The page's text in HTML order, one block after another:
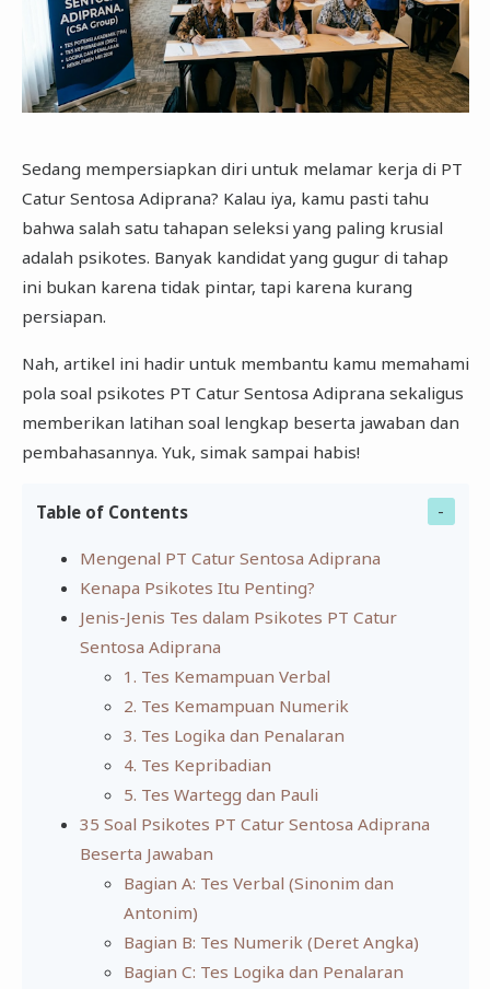
Sedang mempersiapkan diri untuk melamar kerja di PT
Catur Sentosa Adiprana? Kalau iya, kamu pasti tahu
bahwa salah satu tahapan seleksi yang paling krusial
adalah psikotes. Banyak kandidat yang gugur di tahap
ini bukan karena tidak pintar, tapi karena kurang
persiapan.
Nah, artikel ini hadir untuk membantu kamu memahami
pola soal psikotes PT Catur Sentosa Adiprana sekaligus
memberikan latihan soal lengkap beserta jawaban dan
pembahasannya. Yuk, simak sampai habis!
Table of Contents
Mengenal PT Catur Sentosa Adiprana
Kenapa Psikotes Itu Penting?
Jenis-Jenis Tes dalam Psikotes PT Catur
Sentosa Adiprana
1. Tes Kemampuan Verbal
2. Tes Kemampuan Numerik
3. Tes Logika dan Penalaran
4. Tes Kepribadian
5. Tes Wartegg dan Pauli
35 Soal Psikotes PT Catur Sentosa Adiprana
Beserta Jawaban
Bagian A: Tes Verbal (Sinonim dan
Antonim)
Bagian B: Tes Numerik (Deret Angka)
Bagian C: Tes Logika dan Penalaran